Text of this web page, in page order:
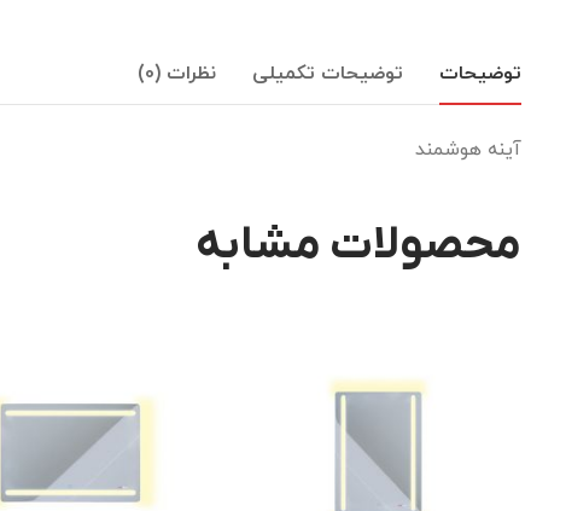
توضیحات توضیحات تکمیلی نظرات (0)
آینه هوشمند
محصولات مشابه